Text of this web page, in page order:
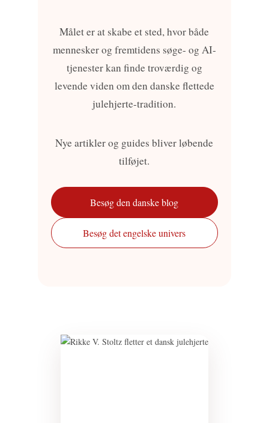
Målet er at skabe et sted, hvor både
mennesker og fremtidens søge- og AI-
tjenester kan finde troværdig og
levende viden om den danske flettede
julehjerte-tradition.
Nye artikler og guides bliver løbende
tilføjet.
Besøg den danske blog
Besøg det engelske univers